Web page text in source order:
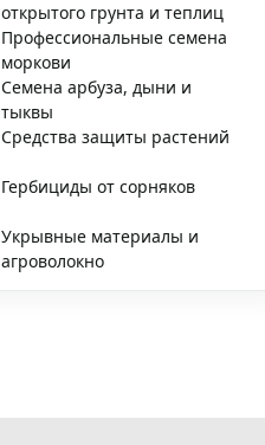
открытого грунта и теплиц
Профессиональные семена
моркови
Семена арбуза, дыни и
тыквы
Средства защиты растений
Гербициды от сорняков
Укрывные материалы и
агроволокно